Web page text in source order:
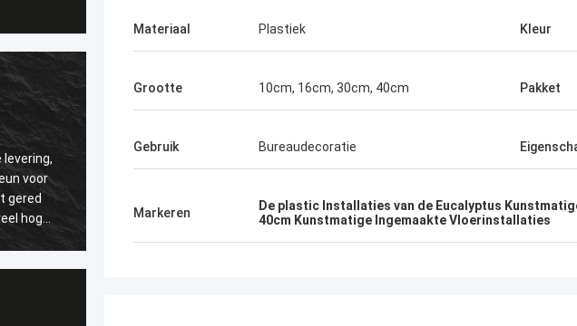
Wij selecteerden Haihong-bedrijf na het
lange verkennen, betere kwaliteit van hun
producten, grote aandacht aan details, en
hoge klantenzorg. Zij verzekerden ons
altijd een snelle steun aan al onze
Materiaal Plastiek Kleur
Grootte 10cm, 16cm, 30cm, 40cm Pakket
Gebruik Bureaudecoratie
Markeren De plastic Installaties van de Eucalyptus
40cm Kunstmatige Ingemaakte Vloerinstallaties